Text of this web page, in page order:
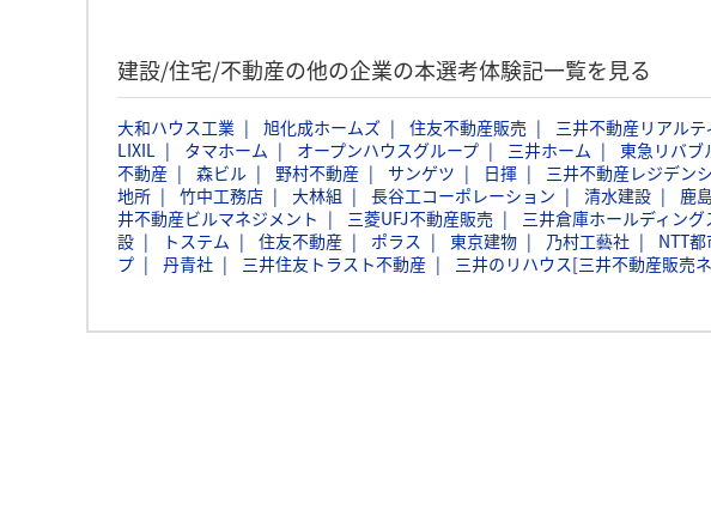
建設/住宅/不動産の他の企業の本選考体験記一覧を見る
大和ハウス工業 旭化成ホームズ 住友不動産販売 三井不動産リアルテ
LIXIL
タマホーム オープンハウスグループ 三井ホーム 東急リバブ
不動産
森ビル 野村不動産 サンゲツ 日揮 三井不動産レジデン
地所
竹中工務店 大林組 長谷工コーポレーション 清水建設 鹿
井不動産ビルマネジメント
三菱UFJ不動産販売 三井倉庫ホールディング
設
トステム 住友不動産 ポラス 東京建物 乃村工藝社 NTT
プ
丹青社 三井住友トラスト不動産 三井のリハウス[三井不動産販売